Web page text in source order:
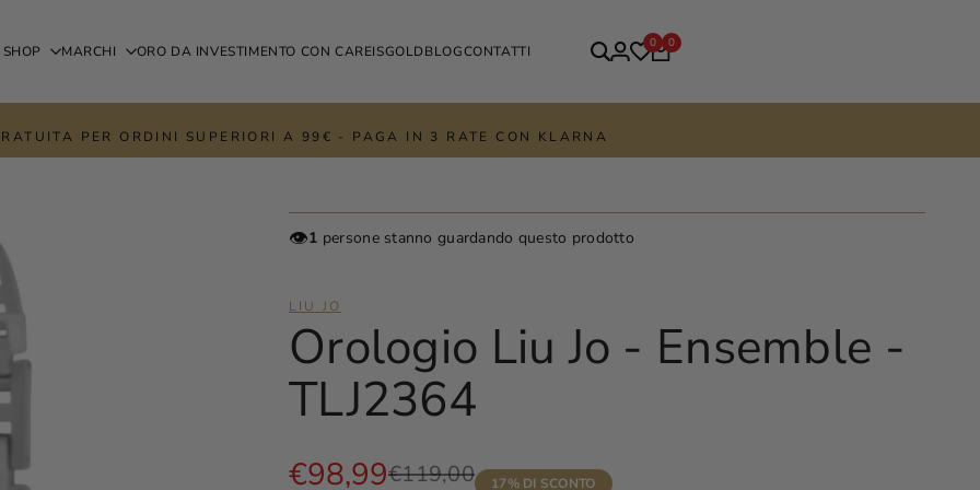
SHOP MARCHI ORO DA INVESTIMENTO CON CAREISGOLDBLOGCONTATTI 0 0
PER ORDINI SUPERIORI A 99€ - PAGA IN 3 RATE CON KLARNA
👁️1 persone stanno guardando questo prodotto
LIU JO
Orologio Liu Jo - Ensemble -
TLJ2364
Prezzo
€119,00
Prezzo
€98,99 17% DI SCONTO